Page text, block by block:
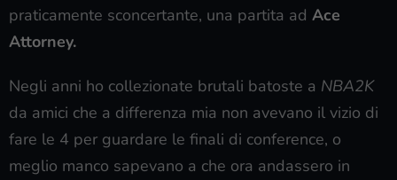
praticamente sconcertante, una partita ad Ace
Attorney.
Negli anni ho collezionate brutali batoste a NBA2K
da amici che a differenza mia non avevano il vizio di
fare le 4 per guardare le finali di conference, o
meglio manco sapevano a che ora andassero in